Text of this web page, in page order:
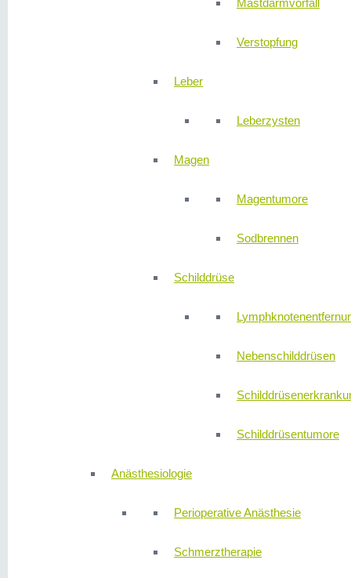
Mastdarmvorfall
Verstopfung
Leber
Leberzysten
Magen
Magentumore
Sodbrennen
Schilddrüse
Nebenschilddrüsen
Schilddrüsentumore
Anästhesiologie
Perioperative Anästhesie
Schmerztherapie